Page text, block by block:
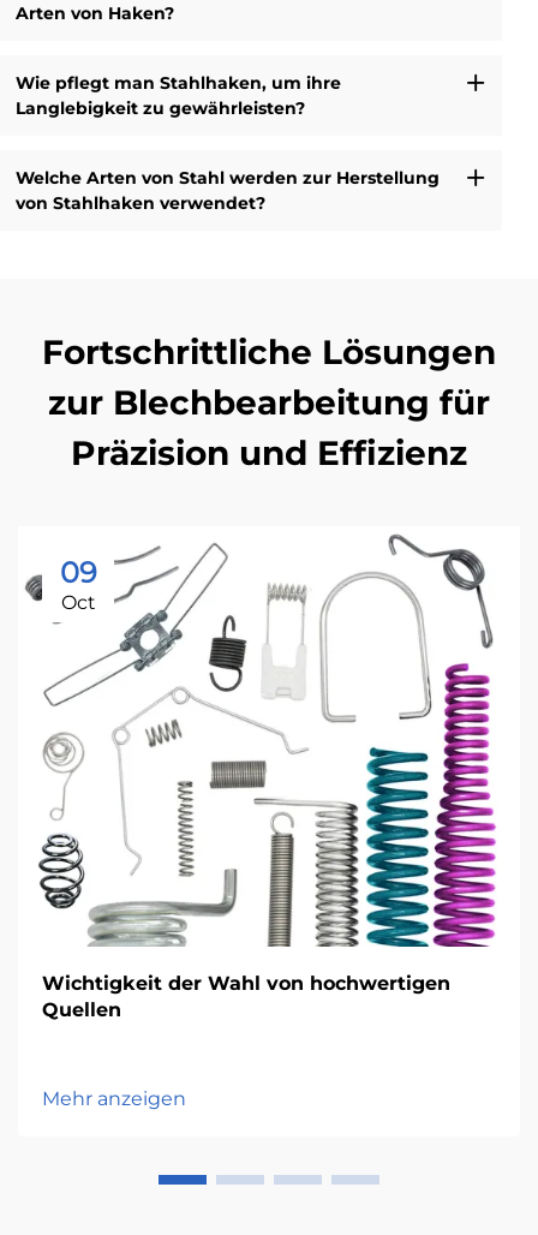
Arten von Haken?
Wie pflegt man Stahlhaken, um ihre
Langlebigkeit zu gewährleisten?
Welche Arten von Stahl werden zur Herstellung
von Stahlhaken verwendet?
Fortschrittliche Lösungen
zur Blechbearbeitung für
Präzision und Effizienz
09
Oct
Wichtigkeit der Wahl von hochwertigen
Quellen
Mehr anzeigen